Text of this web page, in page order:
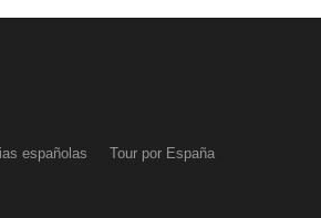
españolas Tour por España